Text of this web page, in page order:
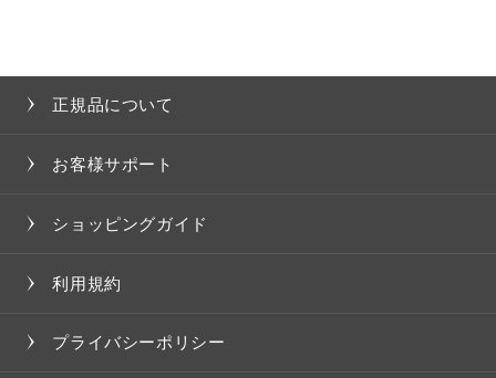
正規品について
お客様サポート
ショッピングガイド
利用規約
プライバシーポリシー